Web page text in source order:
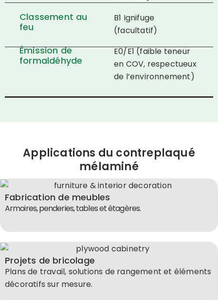
Classement au
feu
B1 Ignifuge
(facultatif)
Émission de
formaldéhyde
E0/E1 (faible teneur
en COV, respectueux
de l’environnement)
Applications du contreplaqué
mélaminé
Fabrication de meubles
Armoires, penderies, tables et étagères.
Projets de bricolage
Plans de travail, solutions de rangement et éléments
décoratifs sur mesure.